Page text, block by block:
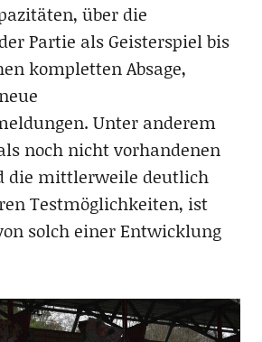
über die
Partie als Geisterspiel bis
kompletten Absage,
Unter anderem
noch nicht vorhandenen
die mittlerweile deutlich
Testmöglichkeiten, ist
solch einer Entwicklung